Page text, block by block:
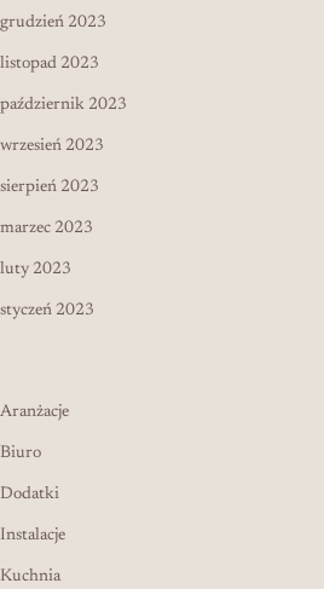
grudzień 2023
listopad 2023
październik 2023
wrzesień 2023
sierpień 2023
marzec 2023
luty 2023
styczeń 2023
Aranżacje
Biuro
Dodatki
Instalacje
Kuchnia